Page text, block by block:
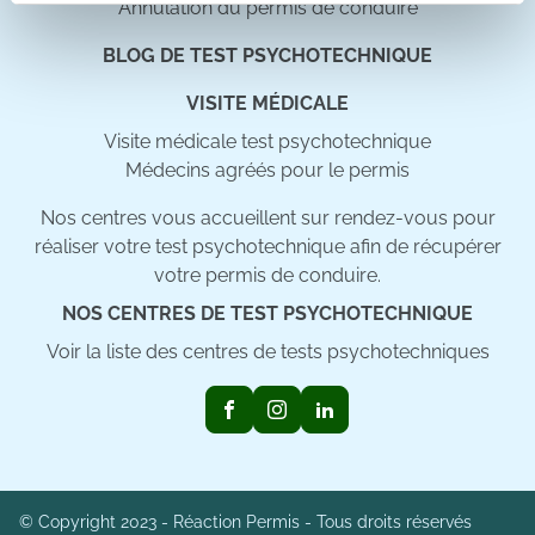
Les cookies nous permettent de personnaliser le contenu
médias sociaux et d'analyser notre trafic. Nous
partageons également des informations sur l'utilisation de
publicité et d'analyse, qui peuvent combiner celles-ci
avec d'autres informations que vous leur avez fournies
ou qu'ils ont collectées lors de votre utilisation de leurs
services.
Annulation du permis de conduire
BLOG DE TEST PSYCHOTECHNIQUE
VISITE MÉDICALE
Visite médicale test psychotechnique
Médecins agréés pour le permis
Nos centres vous accueillent sur rendez-vous pour
réaliser votre test psychotechnique afin de récupérer
votre permis de conduire.
NOS CENTRES DE TEST PSYCHOTECHNIQUE
Voir la liste des centres de tests psychotechniques
© Copyright 2023 - Réaction Permis - Tous droits réservés